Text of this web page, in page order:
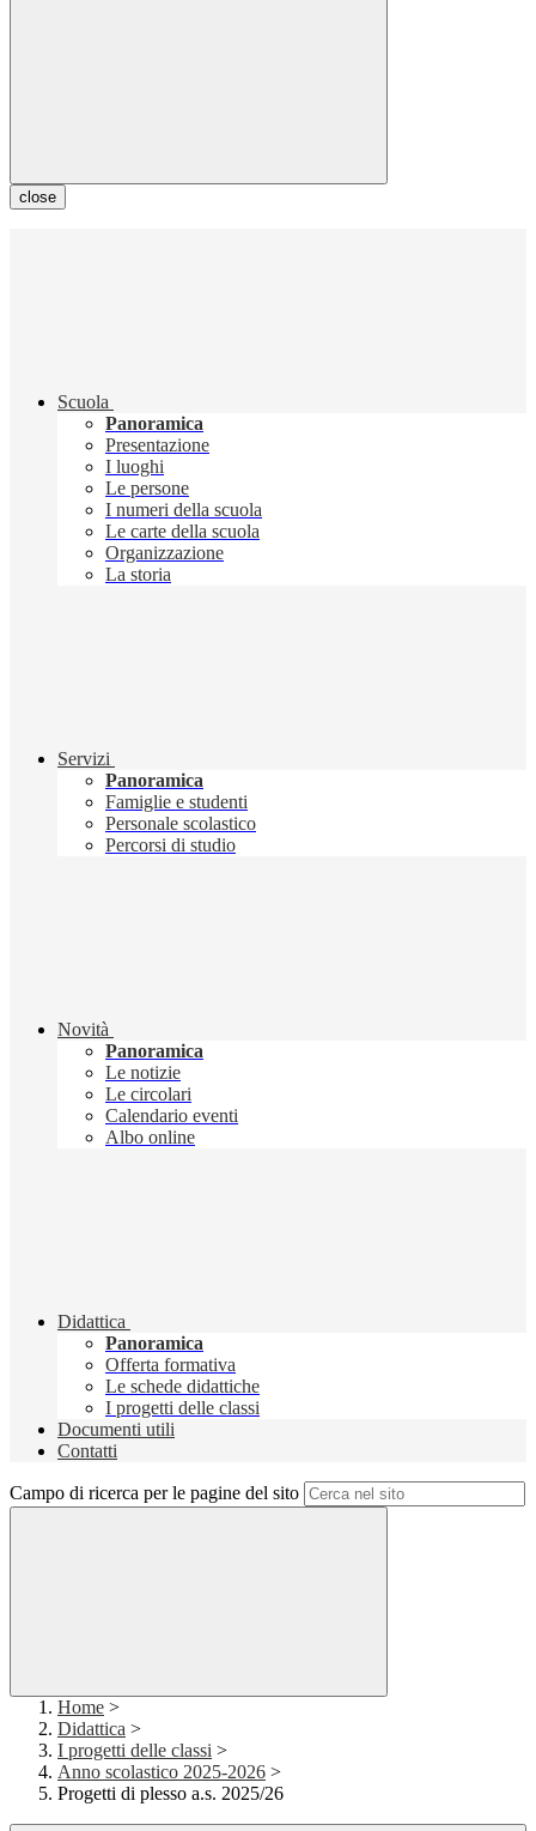
close
Scuola
Panoramica
Presentazione
I luoghi
Le persone
I numeri della scuola
Le carte della scuola
Organizzazione
La storia
Servizi
Panoramica
Famiglie e studenti
Personale scolastico
Percorsi di studio
Novità
Panoramica
Le notizie
Le circolari
Calendario eventi
Albo online
Didattica
Panoramica
Offerta formativa
Le schede didattiche
I progetti delle classi
Documenti utili
Contatti
Campo di ricerca per le pagine del sito
Home >
Didattica >
I progetti delle classi >
Anno scolastico 2025-2026 >
Progetti di plesso a.s. 2025/26